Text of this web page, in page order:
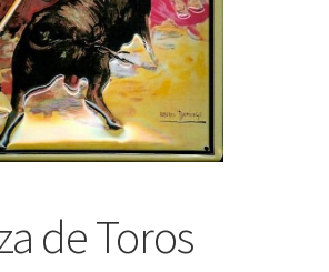
émaillées
de Toros